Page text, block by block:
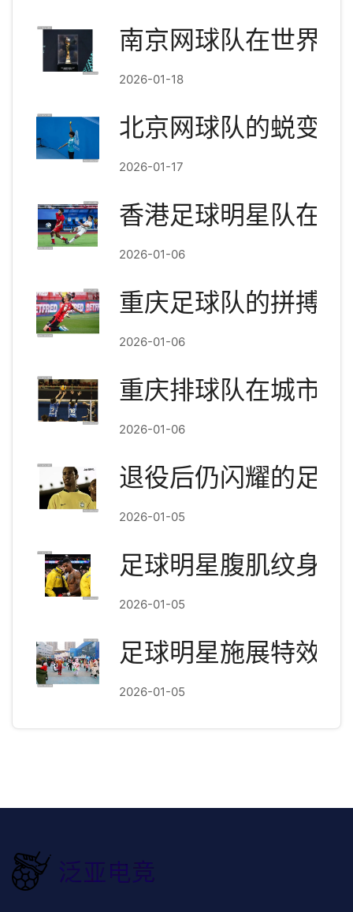
南京网球队在世界
2026-01-18
北京网球队的蜕变
2026-01-17
香港足球明星队在
2026-01-06
重庆足球队的拼搏
2026-01-06
重庆排球队在城市
2026-01-06
退役后仍闪耀的足
2026-01-05
足球明星腹肌纹身
2026-01-05
足球明星施展特效
2026-01-05